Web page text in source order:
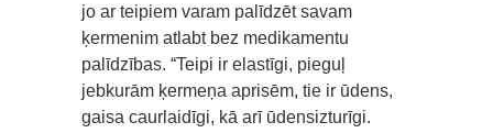
jo ar teipiem varam palīdzēt savam
ķermenim atlabt bez medikamentu
palīdzības. “Teipi ir elastīgi, pieguļ
jebkurām ķermeņa aprisēm, tie ir ūdens,
gaisa caurlaidīgi, kā arī ūdensizturīgi.